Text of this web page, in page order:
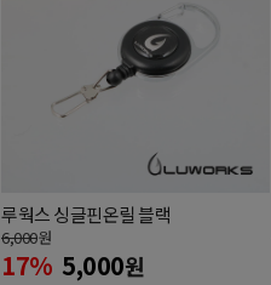
루웍스 싱글핀온릴 블랙
6,000원
17% 5,000원